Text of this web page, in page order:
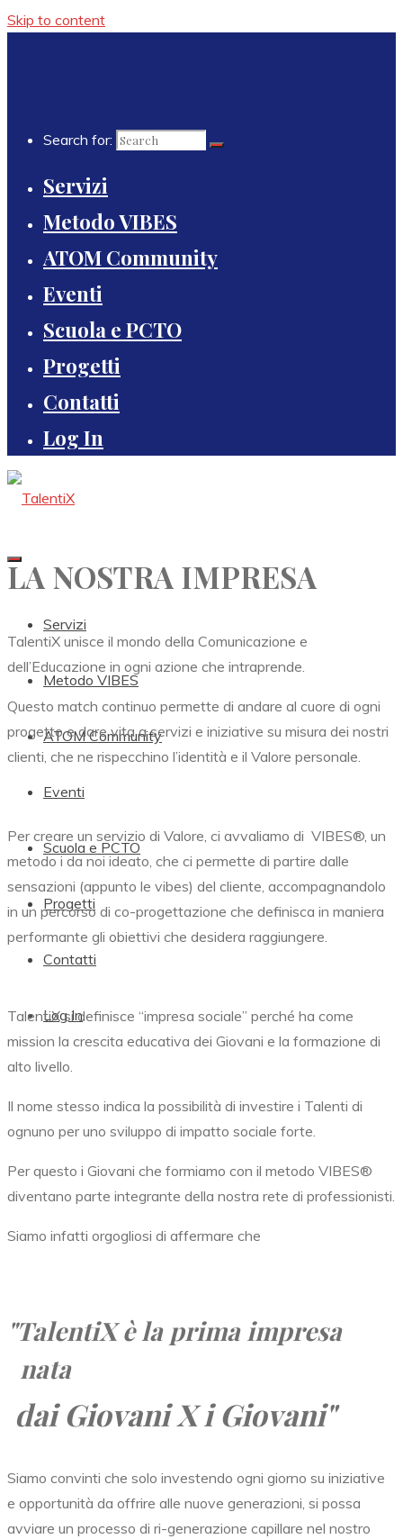
Skip to content
Search for:
Servizi
Metodo VIBES
ATOM Community
Eventi
Scuola e PCTO
Progetti
Contatti
Log In
Servizi
Metodo VIBES
ATOM Community
Eventi
Scuola e PCTO
Progetti
Contatti
Log In
LA NOSTRA IMPRESA
TalentiX unisce il mondo della Comunicazione e
dell’Educazione in ogni azione che intraprende.
Questo match continuo permette di andare al cuore di ogni
progetto e dare vita a servizi e iniziative su misura dei nostri
clienti, che ne rispecchino l’identità e il Valore personale.
Per creare un servizio di Valore, ci avvaliamo di VIBES®, un
metodo i da noi ideato, che ci permette di partire dalle
sensazioni (appunto le vibes) del cliente, accompagnandolo
in un percorso di co-progettazione che definisca in maniera
performante gli obiettivi che desidera raggiungere.
TalentiX si definisce “impresa sociale” perché ha come
mission la crescita educativa dei Giovani e la formazione di
alto livello.
Il nome stesso indica la possibilità di investire i Talenti di
ognuno per uno sviluppo di impatto sociale forte.
Per questo i Giovani che formiamo con il metodo VIBES®
diventano parte integrante della nostra rete di professionisti.
Siamo infatti orgogliosi di affermare che
"TalentiXè la prima impresa
nata
dai Giovani X i Giovani"
Siamo convinti che solo investendo ogni giorno su iniziative
e opportunità da offrire alle nuove generazioni, si possa
avviare un processo di ri-generazione capillare nel nostro